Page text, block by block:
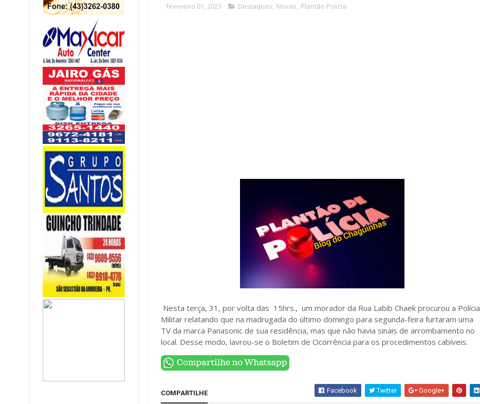
fevereiro 01, 2023 Destaques, Novas, Plantão Policia
Nesta terça, 31, por volta das 15hrs., um morador da Rua Labib Chaek procurou a Polícia
Militar relatando que na madrugada do último domingo para segunda-feira furtaram uma
TV da marca Panasonic de sua residência, mas que não havia sinais de arrombamento no
local. Desse modo, lavrou-se o Boletim de Ocorrência para os procedimentos cabíveis.
COMPARTILHE Facebook Twitter Google+